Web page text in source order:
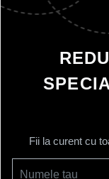
Fii la curent cu
Numele tau